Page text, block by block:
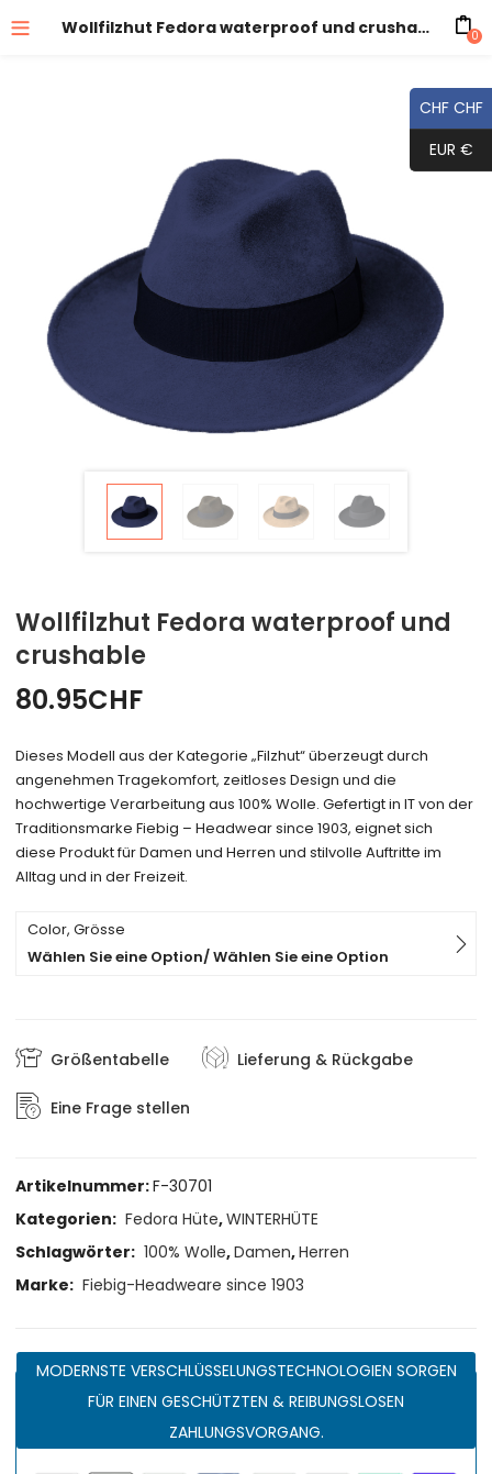
Wollfilzhut Fedora waterproof und crushable 0
Wollfilzhut Fedora waterproof und
crushable
80.95CHF
Dieses Modell aus der Kategorie „Filzhut“ überzeugt durch
angenehmen Tragekomfort, zeitloses Design und die
hochwertige Verarbeitung aus 100% Wolle. Gefertigt in IT von der
Traditionsmarke Fiebig – Headwear since 1903, eignet sich
diese Produkt für Damen und Herren und stilvolle Auftritte im
Alltag und in der Freizeit.
Color, Grösse
Wählen Sie eine Option/ Wählen Sie eine Option
Größentabelle Lieferung & Rückgabe
Eine Frage stellen
Artikelnummer:F-30701
Kategorien: Fedora Hüte,WINTERHÜTE
Schlagwörter: 100% Wolle,Damen,Herren
Marke: Fiebig-Headweare since 1903
MODERNSTE VERSCHLÜSSELUNGSTECHNOLOGIEN SORGEN
FÜR EINEN GESCHÜTZTEN & REIBUNGSLOSEN
ZAHLUNGSVORGANG.
CHF CHF
EUR €